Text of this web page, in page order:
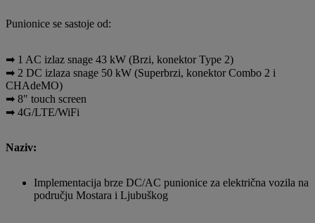
Punionice se sastoje od:
➡ 1 AC izlaz snage 43 kW (Brzi, konektor Type 2)
➡ 2 DC izlaza snage 50 kW (Superbrzi, konektor Combo 2 i
CHAdeMO)
➡ 8" touch screen
➡ 4G/LTE/WiFi
Naziv:
Implementacija brze DC/AC punionice za električna vozila na
području Mostara i Ljubuškog